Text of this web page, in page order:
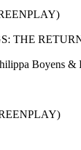
THE
Boyens &